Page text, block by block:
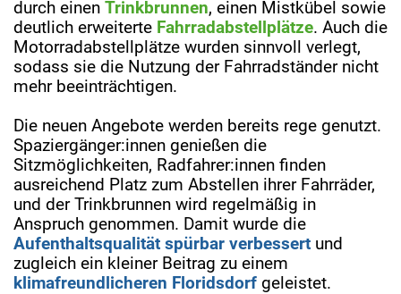
durch einen Trinkbrunnen, einen Mistkübel sowie
deutlich erweiterte Fahrradabstellplätze. Auch die
Motorradabstellplätze wurden sinnvoll verlegt,
sodass sie die Nutzung der Fahrradständer nicht
mehr beeinträchtigen.
Die neuen Angebote werden bereits rege genutzt.
Spaziergänger:innen genießen die
Sitzmöglichkeiten, Radfahrer:innen finden
ausreichend Platz zum Abstellen ihrer Fahrräder,
und der Trinkbrunnen wird regelmäßig in
Anspruch genommen. Damit wurde die
Aufenthaltsqualität spürbar verbessert und
zugleich ein kleiner Beitrag zu einem
klimafreundlicheren Floridsdorf geleistet.